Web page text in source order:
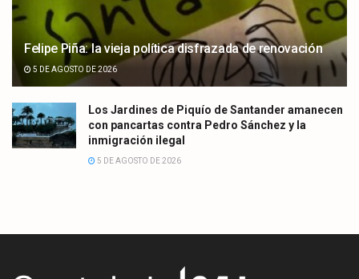
Felipe Piña: la vieja política disfrazada de renovación
5 DE AGOSTO DE 2026
Los Jardines de Piquío de Santander amanecen
con pancartas contra Pedro Sánchez y la
inmigración ilegal
5 DE AGOSTO DE 2026